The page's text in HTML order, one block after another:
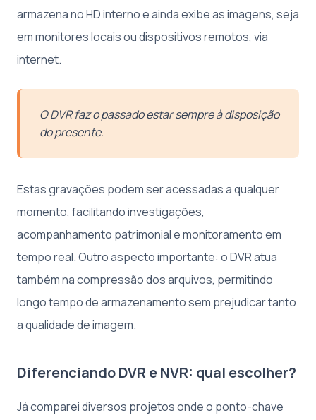
armazena no HD interno e ainda exibe as imagens, seja
em monitores locais ou dispositivos remotos, via
internet.
O DVR faz o passado estar sempre à disposição
do presente.
Estas gravações podem ser acessadas a qualquer
momento, facilitando investigações,
acompanhamento patrimonial e monitoramento em
tempo real. Outro aspecto importante: o DVR atua
também na compressão dos arquivos, permitindo
longo tempo de armazenamento sem prejudicar tanto
a qualidade de imagem.
Diferenciando DVR e NVR: qual escolher?
Já comparei diversos projetos onde o ponto-chave